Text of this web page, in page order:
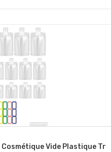
Vide Plastique Tr